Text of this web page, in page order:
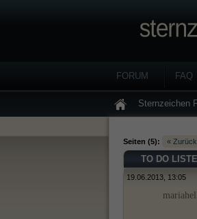
FORUM FAQ
Sternzeichen
Seiten (5): « Zurück
TO DO
19.06.2013, 13:05